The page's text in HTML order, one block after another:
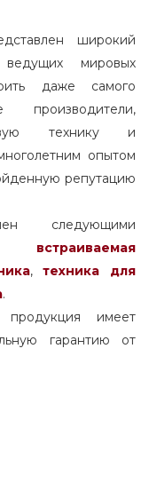
широкий
мировых
даже самого
производители,
технику и
опытом
репутацию
следующими
встраиваемая
,
техника для
.
имеет
гарантию от